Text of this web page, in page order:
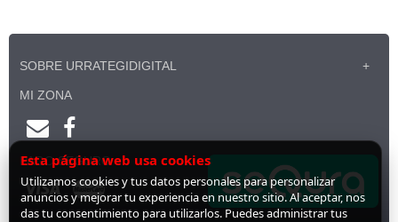
SOBRE URRATEGIDIGITAL
MI ZONA
PAGO SEGURO
Esta página web usa cookies
Utilizamos cookies y tus datos personales para personalizar
anuncios y mejorar tu experiencia en nuestro sitio. Al aceptar, nos
das tu consentimiento para utilizarlos. Puedes administrar tus